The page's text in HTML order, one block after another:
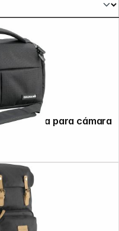
Malaga Maxima 70 negro Funda para cámara